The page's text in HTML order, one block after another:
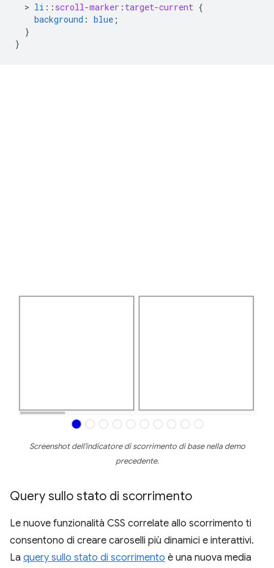
  >
li :: scroll-marker : target-current {
background : blue ;
}
}
Screenshot dell'indicatore di scorrimento di base nella demo
precedente.
Query sullo stato di scorrimento
Le nuove funzionalità CSS correlate allo scorrimento ti
consentono di creare caroselli più dinamici e interattivi.
La query sullo stato di scorrimento è una nuova media